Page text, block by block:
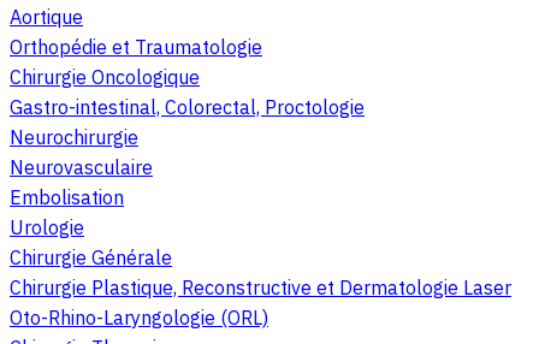
Aortique
Orthopédie et Traumatologie
Chirurgie Oncologique
Gastro-intestinal, Colorectal, Proctologie
Neurochirurgie
Neurovasculaire
Embolisation
Urologie
Chirurgie Générale
Chirurgie Plastique, Reconstructive et Dermatologie Laser
Oto-Rhino-Laryngologie (ORL)